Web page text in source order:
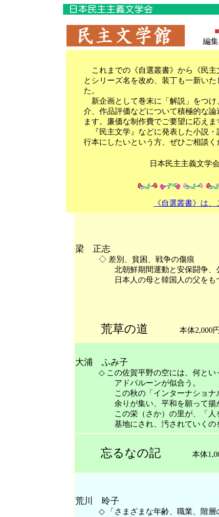
■
編
これまでの《自選叢書》から《民主
とシリーズ名を改め、装丁も一新いた
た。
新企画として巻末に「解説」をつけ
介、作品評価などについて積極的な論
ます。廉価な制作費でご要望に応えま
『民主文学』などに発表した小説・
行本にしたいという方、ぜひご相談く
日本民主主義文学
《自選叢書》は
梁 正志
◇ 差別、貧困、戦争の傷痕
北朝鮮期間運動と安保闘争、公
日本人の母と韓国人の父をもつ
荒草の道 本体2,000
大浦 ふみ子
◇ この佐賀平野の空には、何といっ
アドバルーンが似合う。
この秋の「インターナショナルバ
余りが集い、平和を願って揚が
この栄（さか）の里が、「人を
基地にされ、汚されていくのを
忘るなの記本体
荒川 昤子
◇ 「さまざまな年齢、職業、階層の